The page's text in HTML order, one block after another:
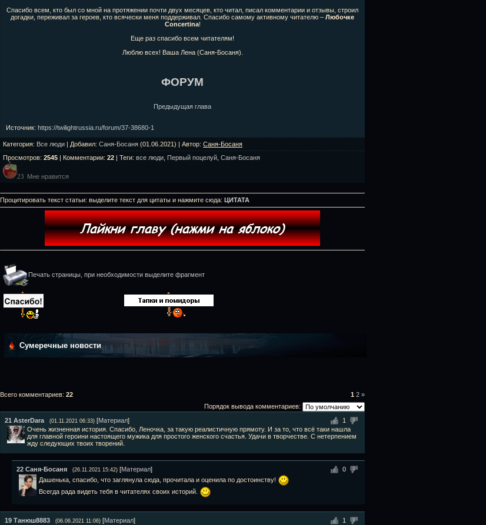
Спасибо всем, кто был со мной на протяжении почти двух месяцев, кто читал, писал комментарии и отзывы, строил
догадки, переживал за героев, кто всячески меня поддерживал. Спасибо самому активному читателю – Любочке
Concertina!
Еще раз спасибо всем читателям!
Люблю всех! Ваша Лена (Саня-Босаня).
ФОРУМ
Предыдущая глава
Источник: https://twilightrussia.ru/forum/37-38680-1
Категория: Все люди | Добавил: Саня-Босаня (01.06.2021) | Автор: Саня-Босаня
Просмотров: 2545 | Комментарии: 22 | Теги: все люди Первый поцелуй Саня-Босаня
23 Мне нравится
Процитировать текст статьи: выделите текст для цитаты и нажмите сюда: ЦИТАТА
Печать страницы, при необходимости выделите фрагмент
Сумеречные новости
Всего комментариев: 22 1 2 »
Порядок вывода комментариев:
1
21 AsterDara (01.11.2021 06:33) [Материал]
Очень жизненная история. Спасибо, Леночка, за такую реалистичную прямоту. И за то, что всё таки нашла
для главной героини настоящего мужика для простого женского счастья. Удачи в творчестве. С нетерпением
жду следующих твоих творений.
0
22 Саня-Босаня (26.11.2021 15:42) [Материал]
Дашенька, спасибо, что заглянула сюда, прочитала и оценила по достоинству!
Всегда рада видеть тебя в читателях своих историй.
1
19 Танюш8883 (06.06.2021 11:06) [Материал]